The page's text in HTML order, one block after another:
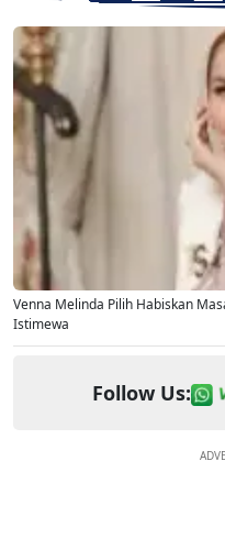
Venna Melinda Pilih Habiskan
Istimewa
Follow Us: